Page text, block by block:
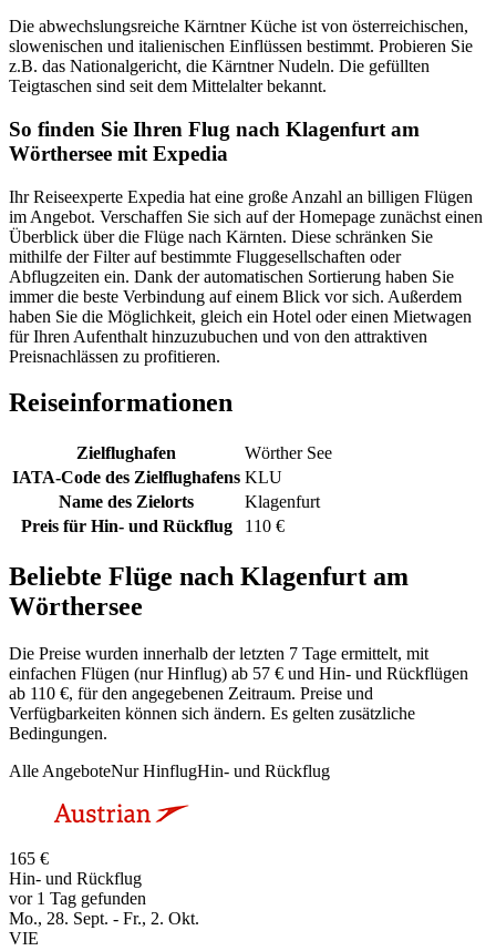
Die abwechslungsreiche Kärntner Küche ist von österreichischen,
slowenischen und italienischen Einflüssen bestimmt. Probieren Sie
z.B. das Nationalgericht, die Kärntner Nudeln. Die gefüllten
Teigtaschen sind seit dem Mittelalter bekannt.
So finden Sie Ihren Flug nach Klagenfurt am
Wörthersee mit Expedia
Ihr Reiseexperte Expedia hat eine große Anzahl an billigen Flügen
im Angebot. Verschaffen Sie sich auf der Homepage zunächst einen
Überblick über die Flüge nach Kärnten. Diese schränken Sie
mithilfe der Filter auf bestimmte Fluggesellschaften oder
Abflugzeiten ein. Dank der automatischen Sortierung haben Sie
immer die beste Verbindung auf einem Blick vor sich. Außerdem
haben Sie die Möglichkeit, gleich ein Hotel oder einen Mietwagen
für Ihren Aufenthalt hinzuzubuchen und von den attraktiven
Preisnachlässen zu profitieren.
Reiseinformationen
Zielflughafen
Wörther See
IATA-Code des Zielflughafens KLU
Name des Zielorts
Klagenfurt
Preis für Hin- und Rückflug
110 €
Beliebte Flüge nach Klagenfurt am
Wörthersee
Die Preise wurden innerhalb der letzten 7 Tage ermittelt, mit
einfachen Flügen (nur Hinflug) ab 57 € und Hin- und Rückflügen
ab 110 €, für den angegebenen Zeitraum. Preise und
Verfügbarkeiten können sich ändern. Es gelten zusätzliche
Bedingungen.
Alle AngeboteNur HinflugHin- und Rückflug
165 €
Hin- und Rückflug
vor 1 Tag gefunden
Mo., 28. Sept. - Fr., 2. Okt.
VIE